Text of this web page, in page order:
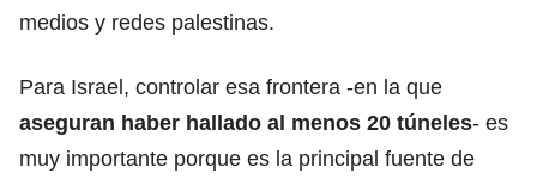
medios y redes palestinas.
Para Israel, controlar esa frontera -en la que
aseguran haber hallado al menos 20 túneles- es
muy importante porque es la principal fuente de